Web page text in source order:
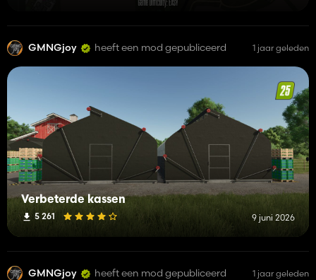
GMNGjoy heeft een mod gepubliceerd 1 jaar geleden
Verbeterde kassen
5 261 9 juni 2026
GMNGjoy heeft een mod gepubliceerd 1 jaar geleden